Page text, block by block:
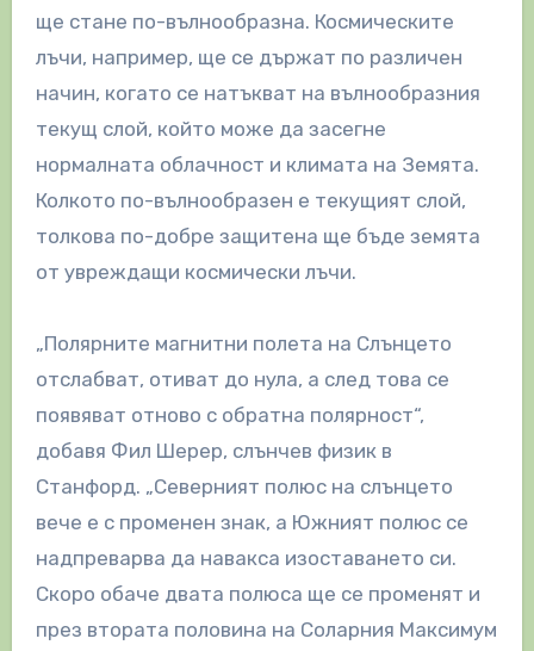
ще стане по-вълнообразна. Космическите
лъчи, например, ще се държат по различен
начин, когато се натъкват на вълнообразния
текущ слой, който може да засегне
нормалната облачност и климата на Земята.
Колкото по-вълнообразен е текущият слой,
толкова по-добре защитена ще бъде земята
от увреждащи космически лъчи.
„Полярните магнитни полета на Слънцето
отслабват, отиват до нула, а след това се
появяват отново с обратна полярност“,
добавя Фил Шерер, слънчев физик в
Станфорд. „Северният полюс на слънцето
вече е с променен знак, а Южният полюс се
надпреварва да навакса изоставането си.
Скоро обаче двата полюса ще се променят и
през втората половина на Соларния Максимум